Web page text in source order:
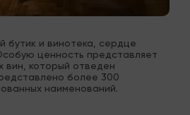
бутик и винотека, сердце
ценность представляет
вин, который отведен
более 300
наименований.